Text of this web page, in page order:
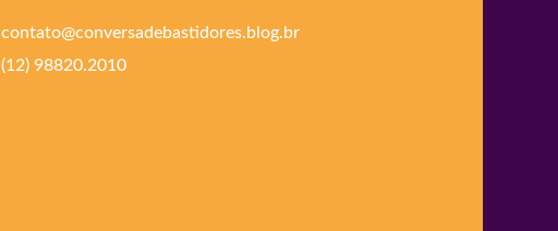
contato@conversadebastidores.blog.br
(12) 98820.2010